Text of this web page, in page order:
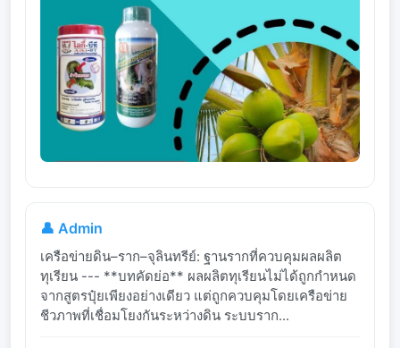
👤 Admin
เครือข่ายดิน–ราก–จุลินทรีย์: ฐานรากที่ควบคุมผลผลิต
ทุเรียน --- **บทคัดย่อ** ผลผลิตทุเรียนไม่ได้ถูกกำหนด
จากสูตรปุ๋ยเพียงอย่างเดียว แต่ถูกควบคุมโดยเครือข่าย
ชีวภาพที่เชื่อมโยงกันระหว่างดิน ระบบราก...